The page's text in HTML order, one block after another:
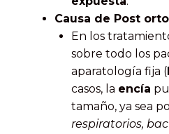
Causa de Post
En los
sobre todo los
aparatología fija (
casos, la encía
tamaño, ya sea
respiratorios,